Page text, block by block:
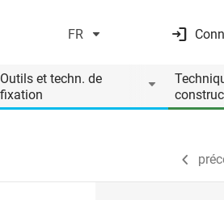
FR
Outils et techn. de
fixation